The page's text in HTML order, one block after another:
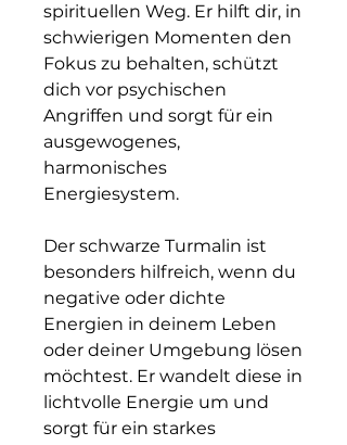
spirituellen Weg. Er hilft dir, in
schwierigen Momenten den
Fokus zu behalten, schützt
dich vor psychischen
Angriffen und sorgt für ein
ausgewogenes,
harmonisches
Energiesystem.
Der schwarze Turmalin ist
besonders hilfreich, wenn du
negative oder dichte
Energien in deinem Leben
oder deiner Umgebung lösen
möchtest. Er wandelt diese in
lichtvolle Energie um und
sorgt für ein starkes